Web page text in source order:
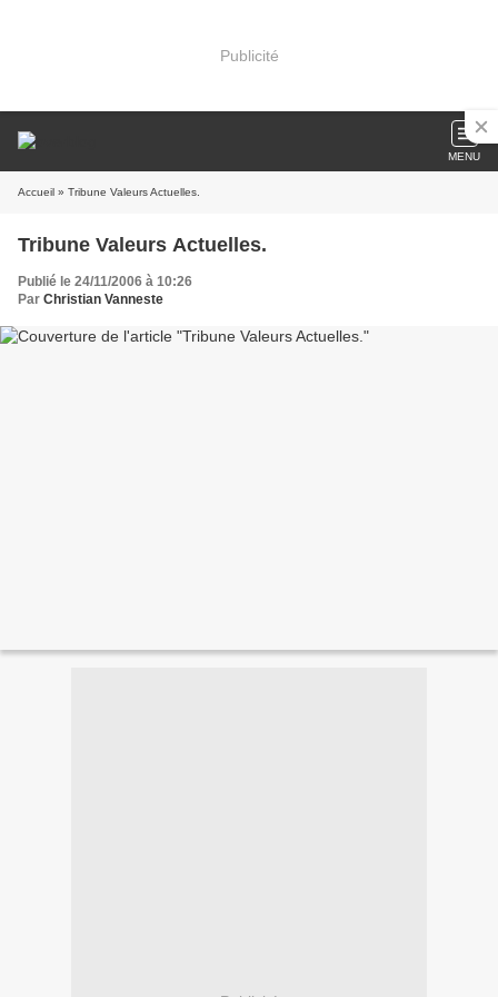
Publicité
MENU
Accueil » Tribune Valeurs Actuelles.
Tribune Valeurs Actuelles.
Publié le 24/11/2006 à 10:26
Par Christian Vanneste